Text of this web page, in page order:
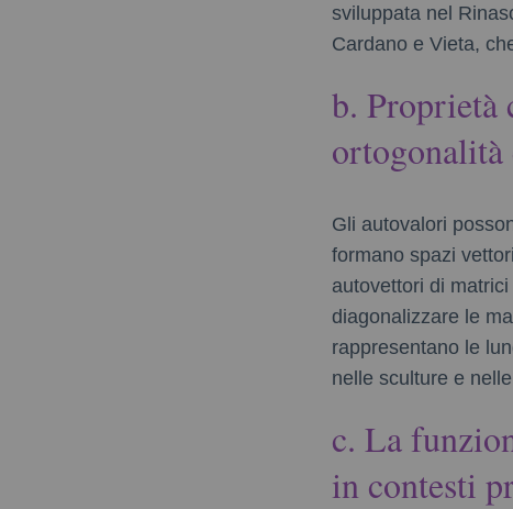
sviluppata nel
Cardano e Vieta,
b. Proprietà
ortogonalità
Gli autovalori
formano spazi
autovettori di
diagonalizzare le
rappresentano le
nelle sculture e
c. La
in contesti